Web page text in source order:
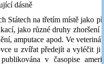
dásně
Státech na třetím místě jako
jako různé druhy zhoršení
amputace apod. Ve
u zvířat předejít a vyléčit ji
v časopise